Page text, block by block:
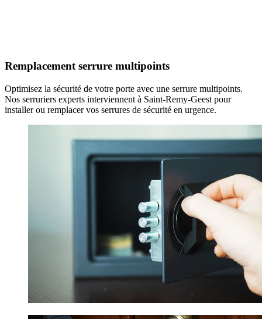
Remplacement serrure multipoints
Optimisez la sécurité de votre porte avec une serrure multipoints.
Nos serruriers experts interviennent à Saint-Remy-Geest pour
installer ou remplacer vos serrures de sécurité en urgence.